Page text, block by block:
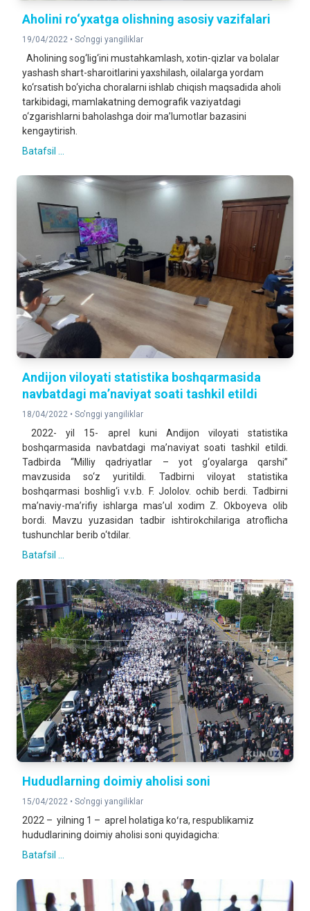
Aholini ro‘yxatga olishning asosiy vazifalari
19/04/2022 • So'nggi yangiliklar
Aholining sog‘lig‘ini mustahkamlash, xotin-qizlar va bolalar
yashash shart-sharoitlarini yaxshilash, oilalarga yordam
ko‘rsatish bo‘yicha choralarni ishlab chiqish maqsadida aholi
tarkibidagi, mamlakatning demografik vaziyatdagi
o‘zgarishlarni baholashga doir ma’lumotlar bazasini
kengaytirish.
Batafsil ...
Andijon viloyati statistika boshqarmasida
navbatdagi ma’naviyat soati tashkil etildi
18/04/2022 • So'nggi yangiliklar
2022- yil 15- aprel kuni Andijon viloyati statistika
boshqarmasida navbatdagi ma’naviyat soati tashkil etildi.
Tadbirda “Milliy qadriyatlar – yot g‘oyalarga qarshi”
mavzusida so‘z yuritildi. Tadbirni viloyat statistika
boshqarmasi boshlig‘i v.v.b. F. Jololov. ochib berdi. Tadbirni
ma’naviy-ma’rifiy ishlarga mas’ul xodim Z. Okboyeva olib
bordi. Mavzu yuzasidan tadbir ishtirokchilariga atroflicha
tushunchlar berib o‘tdilar.
Batafsil ...
Hududlarning doimiy aholisi soni
15/04/2022 • So'nggi yangiliklar
2022 – yilning 1 – aprel holatiga koʻra, respublikamiz
hududlarining doimiy aholisi soni quyidagicha:
Batafsil ...